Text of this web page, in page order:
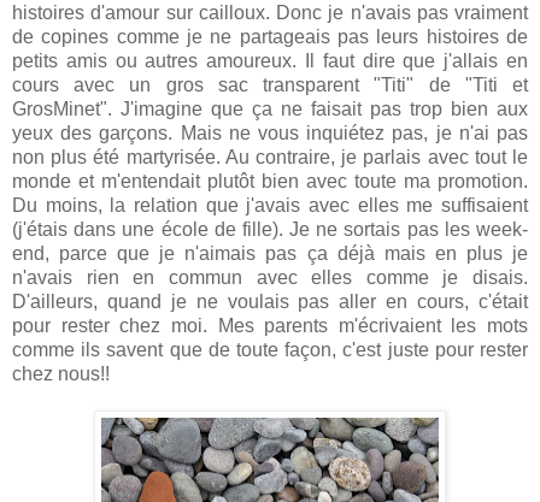
histoires d'amour sur cailloux. Donc je n'avais pas vraiment
de copines comme je ne partageais pas leurs histoires de
petits amis ou autres amoureux. Il faut dire que j'allais en
cours avec un gros sac transparent "Titi" de "Titi et
GrosMinet". J'imagine que ça ne faisait pas trop bien aux
yeux des garçons. Mais ne vous inquiétez pas, je n'ai pas
non plus été martyrisée. Au contraire, je parlais avec tout le
monde et m'entendait plutôt bien avec toute ma promotion.
Du moins, la relation que j'avais avec elles me suffisaient
(j'étais dans une école de fille). Je ne sortais pas les week-
end, parce que je n'aimais pas ça déjà mais en plus je
n'avais rien en commun avec elles comme je disais.
D'ailleurs, quand je ne voulais pas aller en cours, c'était
pour rester chez moi. Mes parents m'écrivaient les mots
comme ils savent que de toute façon, c'est juste pour rester
chez nous!!